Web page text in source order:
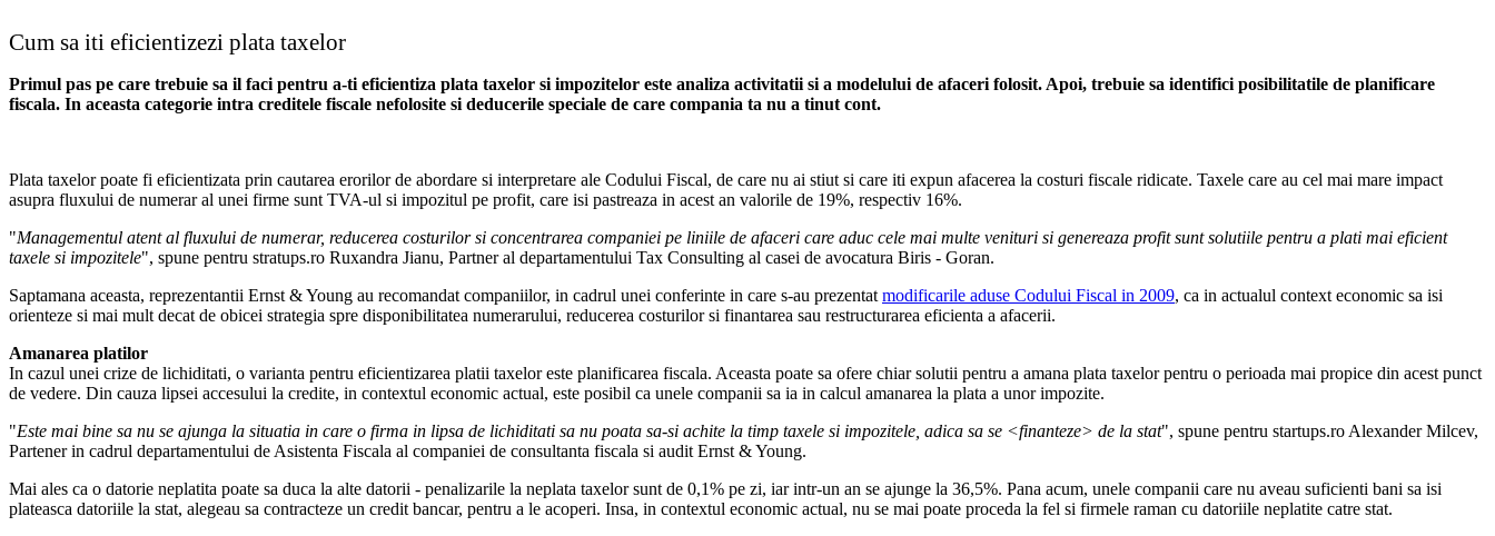
Cum sa iti eficientizezi plata taxelor
Primul pas pe care trebuie sa il faci pentru a-ti eficientiza plata taxelor si impozitelor este analiza activitatii si a modelului de afaceri folosit. Apoi, trebuie sa identifici posibilitatile de planificare
fiscala. In aceasta categorie intra creditele fiscale nefolosite si deducerile speciale de care compania ta nu a tinut cont.
Plata taxelor poate fi eficientizata prin cautarea erorilor de abordare si interpretare ale Codului Fiscal, de care nu ai stiut si care iti expun afacerea la costuri fiscale ridicate. Taxele care au cel mai mare impact
asupra fluxului de numerar al unei firme sunt TVA-ul si impozitul pe profit, care isi pastreaza in acest an valorile de 19%, respectiv 16%.
"Managementul atent al fluxului de numerar, reducerea costurilor si concentrarea companiei pe liniile de afaceri care aduc cele mai multe venituri si genereaza profit sunt solutiile pentru a plati mai eficient
taxele si impozitele", spune pentru stratups.ro Ruxandra Jianu, Partner al departamentului Tax Consulting al casei de avocatura Biris - Goran.
Saptamana aceasta, reprezentantii Ernst & Young au recomandat companiilor, in cadrul unei conferinte in care s-au prezentat modificarile aduse Codului Fiscal in 2009, ca in actualul context economic sa isi
orienteze si mai mult decat de obicei strategia spre disponibilitatea numerarului, reducerea costurilor si finantarea sau restructurarea eficienta a afacerii.
Amanarea platilor
In cazul unei crize de lichiditati, o varianta pentru eficientizarea platii taxelor este planificarea fiscala. Aceasta poate sa ofere chiar solutii pentru a amana plata taxelor pentru o perioada mai propice din acest punct
de vedere. Din cauza lipsei accesului la credite, in contextul economic actual, este posibil ca unele companii sa ia in calcul amanarea la plata a unor impozite.
"Este mai bine sa nu se ajunga la situatia in care o firma in lipsa de lichiditati sa nu poata sa-si achite la timp taxele si impozitele, adica sa se <finanteze> de la stat", spune pentru startups.ro Alexander Milcev,
Partener in cadrul departamentului de Asistenta Fiscala al companiei de consultanta fiscala si audit Ernst & Young.
Mai ales ca o datorie neplatita poate sa duca la alte datorii - penalizarile la neplata taxelor sunt de 0,1% pe zi, iar intr-un an se ajunge la 36,5%. Pana acum, unele companii care nu aveau suficienti bani sa isi
plateasca datoriile la stat, alegeau sa contracteze un credit bancar, pentru a le acoperi. Insa, in contextul economic actual, nu se mai poate proceda la fel si firmele raman cu datoriile neplatite catre stat.